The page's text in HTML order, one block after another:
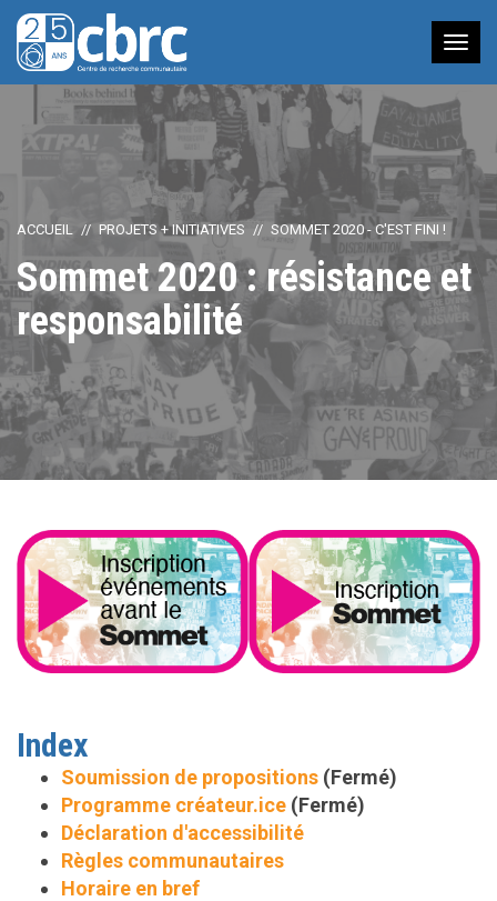
à
ACCUEIL PROJETS + INITIATIVES SOMMET 2020 - C'EST FINI !
Sommet 2020 : résistance et
responsabilité
Index
Soumission de propositions (Fermé)
Programme créateur.ice (Fermé)
Déclaration d'accessibilité
Règles communautaires
Horaire en bref